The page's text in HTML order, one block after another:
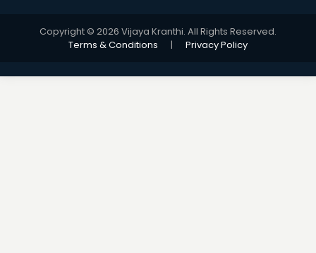
Copyright © 2026 Vijaya Kranthi. All Rights Reserved.
Terms & Conditions
| Privacy Policy